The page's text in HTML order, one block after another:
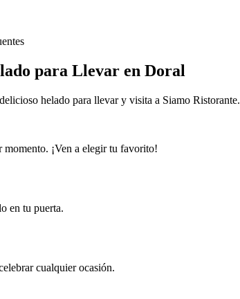
para Llevar en Doral
helado para llevar y visita a Siamo Ristorante.
momento. ¡Ven a elegir tu favorito!
en tu puerta.
cualquier ocasión.